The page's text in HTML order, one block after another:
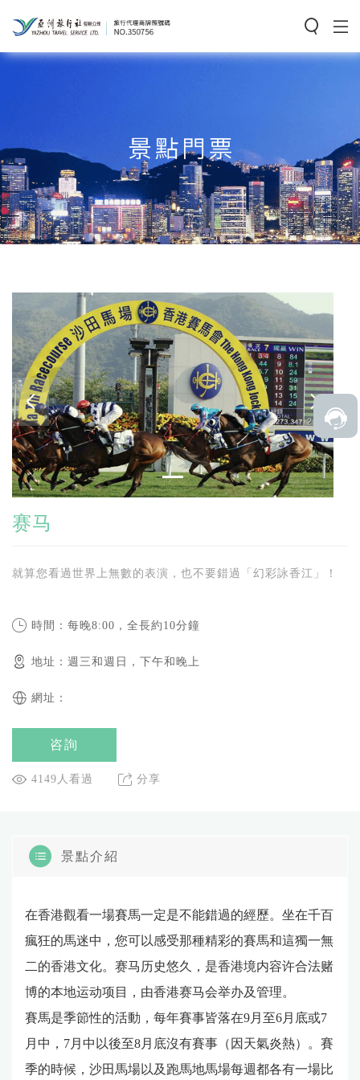
赛马
就算您看過世界上無數的表演，也不要錯過「幻彩詠香江」！
時間：每晚8:00，全長約10分鐘
地址：週三和週日，下午和晚上
網址：
咨詢
4149人看過 分享
景點介紹
在香港觀看一場賽馬一定是不能錯過的經歷。坐在千百
瘋狂的馬迷中，您可以感受那種精彩的賽馬和這獨一無
二的香港文化。赛马历史悠久，是香港境内容许合法赌
博的本地运动项目，由香港赛马会举办及管理。
賽馬是季節性的活動，每年賽事皆落在9月至6月底或7
月中，7月中以後至8月底沒有賽事（因天氣炎熱）。賽
季的時候，沙田馬場以及跑馬地馬場每週都各有一場比